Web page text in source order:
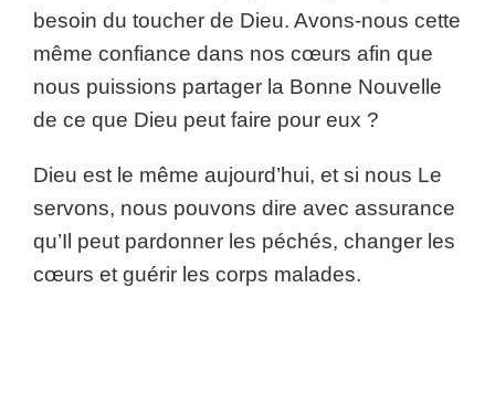
besoin du toucher de Dieu. Avons-nous cette
même confiance dans nos cœurs afin que
nous puissions partager la Bonne Nouvelle
de ce que Dieu peut faire pour eux ?
Dieu est le même aujourd’hui, et si nous Le
servons, nous pouvons dire avec assurance
qu’Il peut pardonner les péchés, changer les
cœurs et guérir les corps malades.